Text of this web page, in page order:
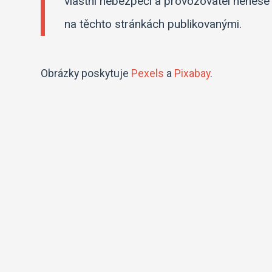
na těchto stránkách publikovanými.
Obrázky poskytuje Pexels a Pixabay.